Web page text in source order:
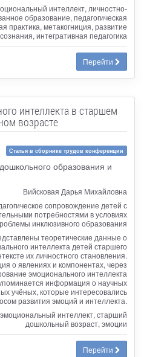
интеллект, личностно-
образование, педагогическая
практика, метакогниция, развитие
интегративная педагогика
Перейти
интеллекта в старшем
возрасте
Статья в сборнике трудов конференции
образования и
Вийсковая Дарья Михайловна
сопровождение детей с
потребностями в условиях
инклюзивного образования
теоретические данные о
интеллекта детей старшего
их личностного становления.
о явлениях и компонентах, через
эмоционального интеллекта
информация о научных
учёных, которые интересовались
развития эмоций и интеллекта.
эмоциональный интеллект, старший
дошкольный возраст, эмоции
Перейти